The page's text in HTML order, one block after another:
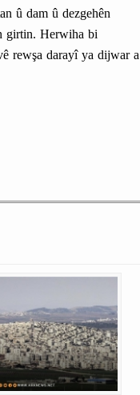
û dam û dezgehên
girtin. Herwiha bi
rewşa darayî ya dijwar a